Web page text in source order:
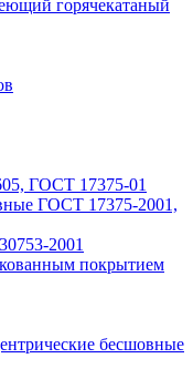
горячекатаный
ГОСТ 17375-01
ГОСТ 17375-2001,
2001
покрытием
бесшовные